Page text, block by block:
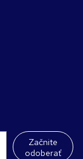
Začnite
odoberať